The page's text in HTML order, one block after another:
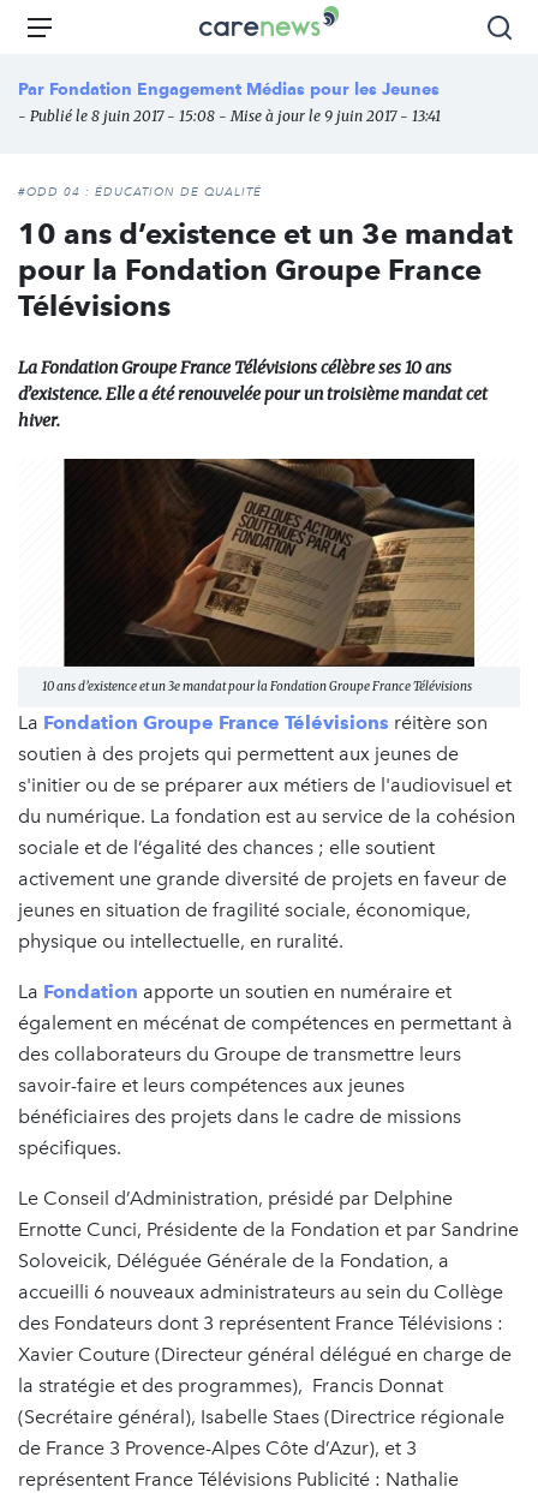
Aller
principal
Carenews,
média
des
l'engagement
Menu
Par Fondation Engagement Médias pour les Jeunes
- Publié le 8 juin 2017 - 15:08 - Mise à jour le 9 juin 2017 - 13:41
#ODD 04 : ÉDUCATION DE QUALITÉ
10 ans d’existence et un 3e mandat
pour la Fondation Groupe France
Télévisions
La Fondation Groupe France Télévisions célèbre ses 10 ans
d’existence. Elle a été renouvelée pour un troisième mandat cet
hiver.
10 ans d’existence et un 3e mandat pour la Fondation Groupe France Télévisions
La Fondation Groupe France Télévisions réitère son
soutien à des projets qui permettent aux jeunes de
s'initier ou de se préparer aux métiers de l'audiovisuel et
du numérique. La fondation est au service de la cohésion
sociale et de l’égalité des chances ; elle soutient
activement une grande diversité de projets en faveur de
jeunes en situation de fragilité sociale, économique,
physique ou intellectuelle, en ruralité.
La Fondation apporte un soutien en numéraire et
également en mécénat de compétences en permettant à
des collaborateurs du Groupe de transmettre leurs
savoir-faire et leurs compétences aux jeunes
bénéficiaires des projets dans le cadre de missions
spécifiques.
Le Conseil d’Administration, présidé par Delphine
Ernotte Cunci, Présidente de la Fondation et par Sandrine
Soloveicik, Déléguée Générale de la Fondation, a
accueilli 6 nouveaux administrateurs au sein du Collège
des Fondateurs dont 3 représentent France Télévisions :
Xavier Couture (Directeur général délégué en charge de
la stratégie et des programmes), Francis Donnat
(Secrétaire général), Isabelle Staes (Directrice régionale
de France 3 Provence-Alpes Côte d’Azur), et 3
représentent France Télévisions Publicité : Nathalie